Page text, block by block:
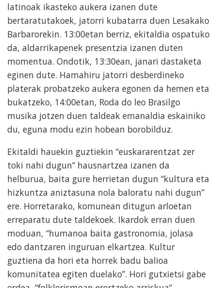
latinoak ikasteko aukera izanen dute
bertaratutakoek, jatorri kubatarra duen Lesakako
Barbarorekin. 13:00etan berriz, ekitaldia ospatuko
da, aldarrikapenek presentzia izanen duten
momentua. Ondotik, 13:30ean, janari dastaketa
eginen dute. Hamahiru jatorri desberdineko
platerak probatzeko aukera egonen da hemen eta
bukatzeko, 14:00etan, Roda do leo Brasilgo
musika jotzen duen taldeak emanaldia eskainiko
du, eguna modu ezin hobean borobilduz.
Ekitaldi hauekin guztiekin “euskararentzat zer
toki nahi dugun” hausnartzea izanen da
helburua, baita gure herrietan dugun “kultura eta
hizkuntza aniztasuna nola baloratu nahi dugun”
ere. Horretarako, komunean ditugun arloetan
erreparatu dute taldekoek. Ikardok erran duen
moduan, “humanoa baita gastronomia, jolasa
edo dantzaren inguruan elkartzea. Kultur
guztiena da hori eta horrek badu balioa
komunitatea egiten duelako”. Hori gutxietsi gabe